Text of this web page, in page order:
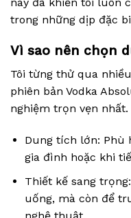
trong những dịp đặc
Vì sao nên chọn
Tôi từng thử qua
phiên bản Vodka
nghiệm trọn vẹn nhất.
Dung tích lớn: Phù
gia đình hoặc khi
Thiết kế sang
uống, mà còn để